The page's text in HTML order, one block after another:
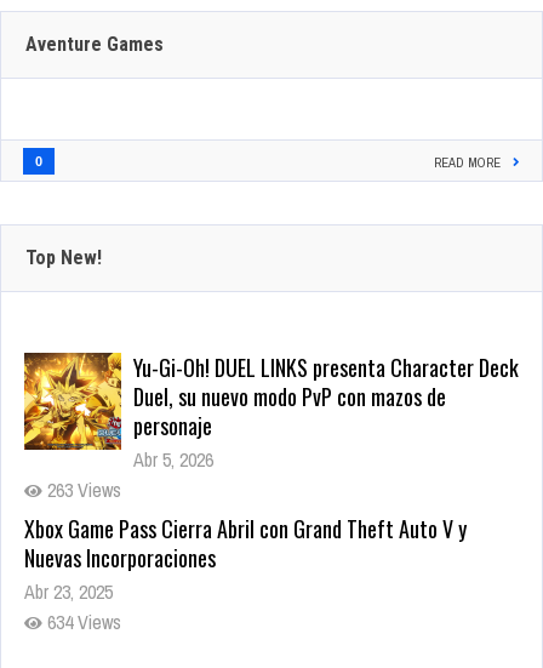
Aventure Games
0 READ MORE
Top New!
Yu-Gi-Oh! DUEL LINKS presenta Character Deck
Duel, su nuevo modo PvP con mazos de
personaje
Abr 5, 2026
263 Views
Xbox Game Pass Cierra Abril con Grand Theft Auto V y
Nuevas Incorporaciones
Abr 23, 2025
634 Views